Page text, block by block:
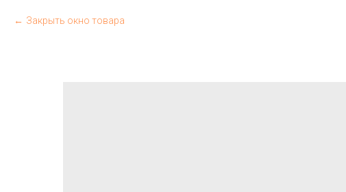
Закрыть окно товара